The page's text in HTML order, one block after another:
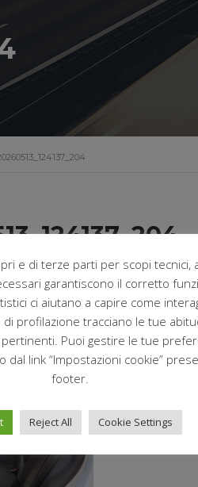
Postato da:
e di terze parti per scopi tecnici,
garantiscono il corretto
ci aiutano a capire come
di profilazione tracciano le tue
Puoi gestire le tue
dal link “Impostazioni cookie”
footer.
Reject All Cookie Settings